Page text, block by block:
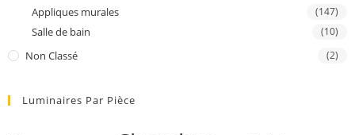
Appliques murales (147)
Salle de bain (10)
Non Classé (2)
Luminaires Par Pièce